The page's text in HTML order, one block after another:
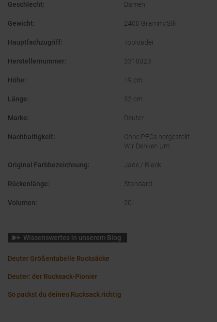
Geschlecht: Damen
Gewicht: 2400 Gramm/Stk.
Hauptfachzugriff: Toploader
Herstellernummer: 3310023
Höhe: 19 cm
Länge: 52 cm
Marke: Deuter
Nachhaltigkeit:
Ohne PFCs hergestellt
Wir Denken Um
Original Farbbezeichnung: Jade / Black
Rückenlänge: Standard
Volumen: 20 l
Wissenswertes in unserem Blog
Deuter Größentabelle Rucksäcke
Deuter: der Rucksack-Pionier
So packst du deinen Rucksack richtig